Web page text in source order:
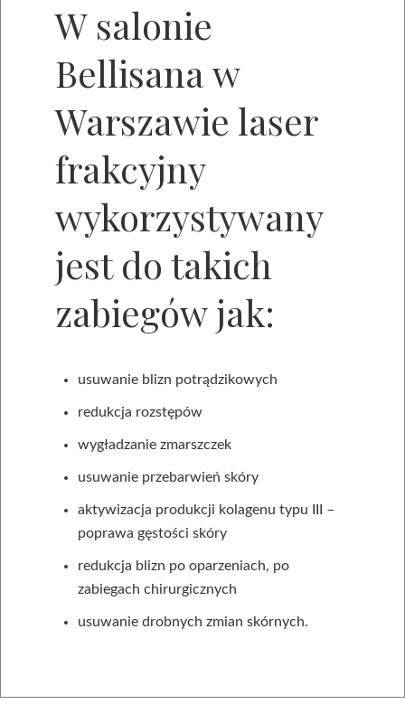
W salonie
Bellisana w
Warszawie laser
frakcyjny
wykorzystywany
jest do takich
zabiegów jak:
usuwanie blizn potrądzikowych
redukcja rozstępów
wygładzanie zmarszczek
usuwanie przebarwień skóry
aktywizacja produkcji kolagenu typu III –
poprawa gęstości skóry
redukcja blizn po oparzeniach, po
zabiegach chirurgicznych
usuwanie drobnych zmian skórnych.